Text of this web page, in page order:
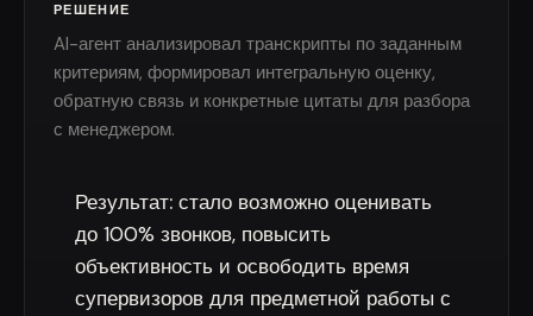
РЕШЕНИЕ
AI-агент анализировал транскрипты по заданным
критериям, формировал интегральную оценку,
обратную связь и конкретные цитаты для разбора
с менеджером.
Результат: стало возможно оценивать
до 100% звонков, повысить
объективность и освободить время
супервизоров для предметной работы с